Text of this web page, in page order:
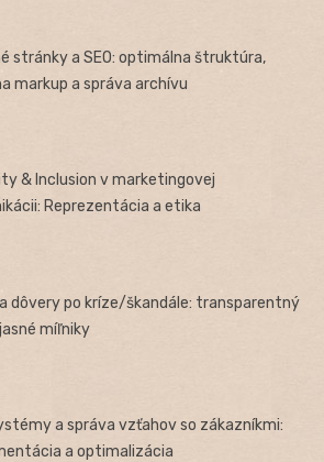
stránky a SEO: optimálna štruktúra,
markup a správa archívu
& Inclusion v marketingovej
Reprezentácia a etika
dôvery po kríze/škandále: transparentný
míľniky
a správa vzťahov so zákazníkmi:
a optimalizácia